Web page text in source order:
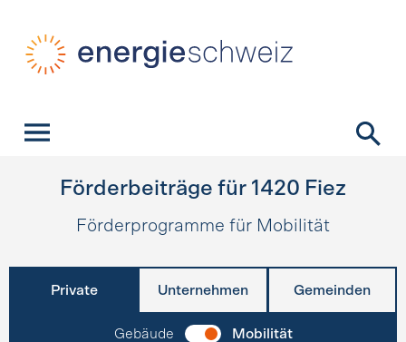
Förderbeiträge für 1420 Fiez
Förderprogramme für Mobilität
Private Unternehmen Gemeinden
Gebäude Mobilität